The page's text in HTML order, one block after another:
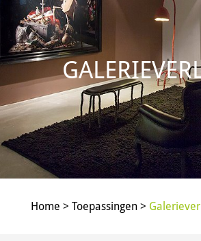
Home > Toepassingen >